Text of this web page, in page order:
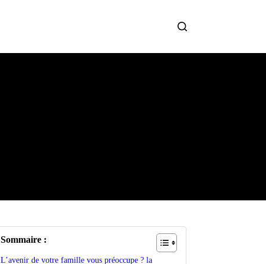
Sommaire :
L’avenir de votre famille vous préoccupe ? la